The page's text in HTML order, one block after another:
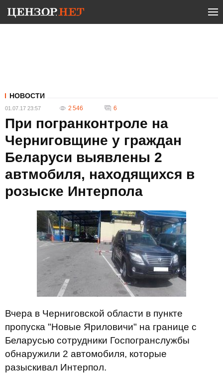
НОВОСТИ
01.07.17 23:57 2 546 6
При погранконтроле на
Черниговщине у граждан
Беларуси выявлены 2
автмобиля, находящихся в
розыске Интерпола
Вчера в Черниговской области в пункте
пропуска "Новые Яриловичи" на границе с
Беларусью сотрудники Госпогранслужбы
обнаружили 2 автомобиля, которые
разыскивал Интерпол.